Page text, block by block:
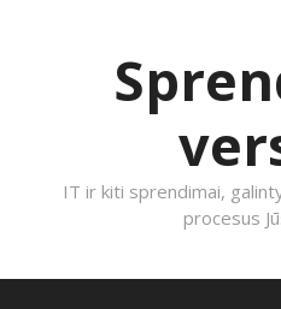
IT ir kiti sprendimai,
procesus